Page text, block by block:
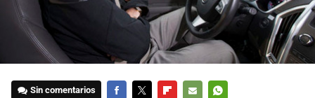
Sin comentarios